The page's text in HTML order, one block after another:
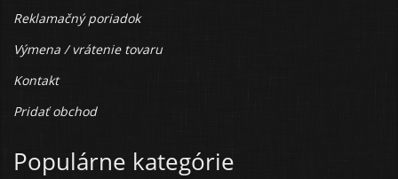
Reklamačný poriadok
Výmena / vrátenie tovaru
Kontakt
Pridať obchod
Populárne kategórie